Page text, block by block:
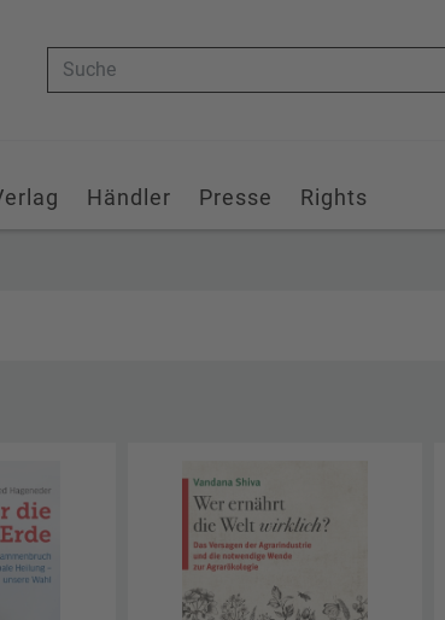
Suche
Händler Presse Rights